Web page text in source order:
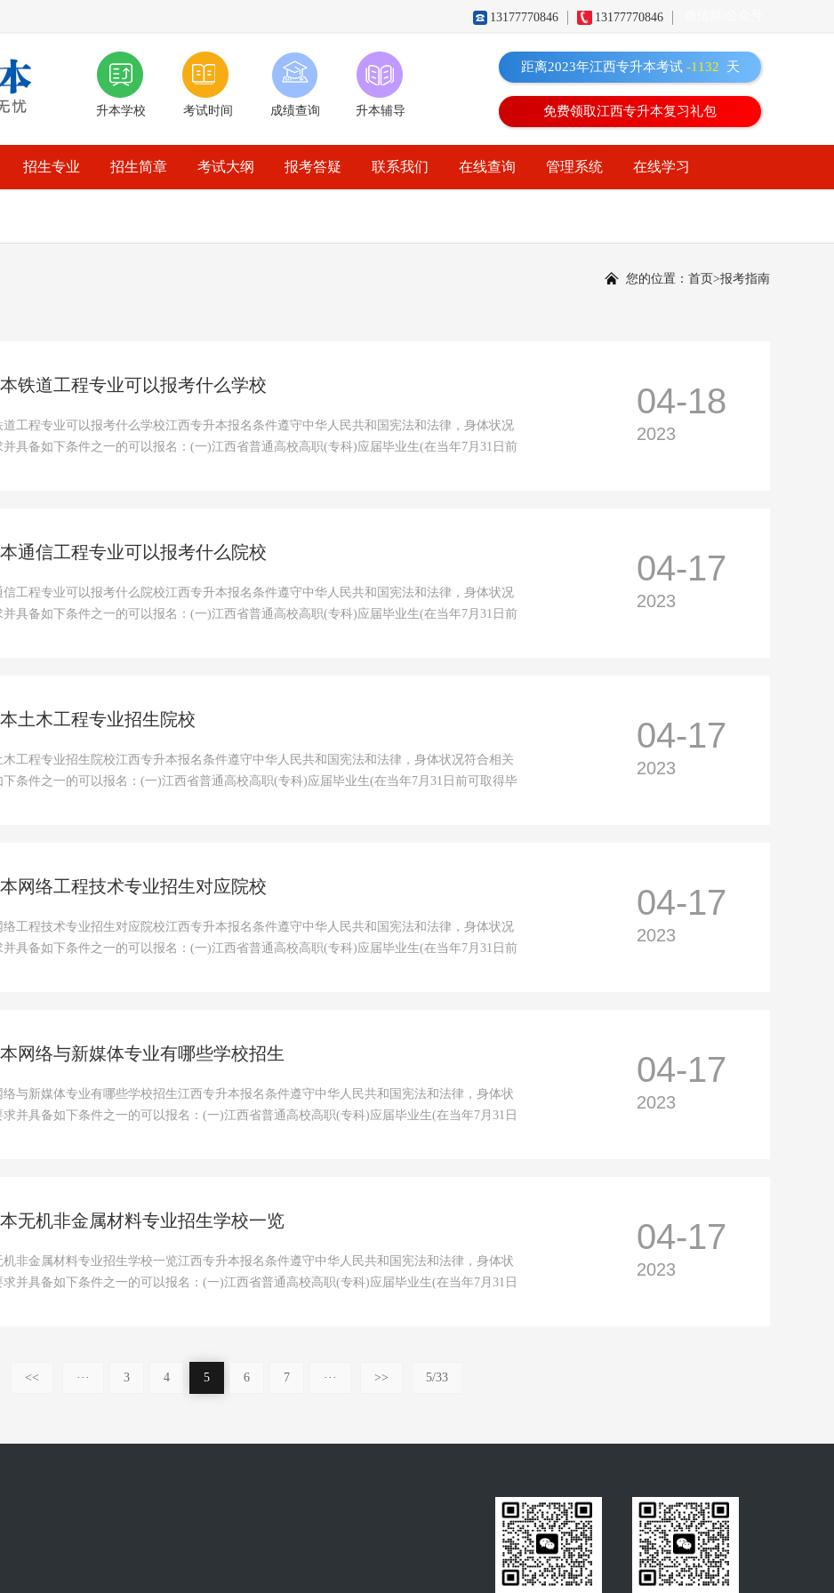
13177770846 13177770846
升本学校 考试时间 成绩查询 升本辅导
距离2023年江西专升本考试 -1132 天
免费领取江西专升本复习礼包
招生专业 招生简章 考试大纲 报考答疑 联系我们 在线查询 管理系统 在线学习
您的位置： 首页>报考指南
04-18
2023
铁道工程专业可以报考什么学校
工程专业可以报考什么学校江西专升本报名条件遵守中华人民共和国宪法和法律，身体状况
具备如下条件之一的可以报名：(一)江西省普通高校高职(专科)应届毕业生(在当年7月31日前
04-17
2023
通信工程专业可以报考什么院校
工程专业可以报考什么院校江西专升本报名条件遵守中华人民共和国宪法和法律，身体状况
具备如下条件之一的可以报名：(一)江西省普通高校高职(专科)应届毕业生(在当年7月31日前
04-17
2023
土木工程专业招生院校
工程专业招生院校江西专升本报名条件遵守中华人民共和国宪法和法律，身体状况符合相关
条件之一的可以报名：(一)江西省普通高校高职(专科)应届毕业生(在当年7月31日前可取得毕
04-17
2023
网络工程技术专业招生对应院校
工程技术专业招生对应院校江西专升本报名条件遵守中华人民共和国宪法和法律，身体状况
具备如下条件之一的可以报名：(一)江西省普通高校高职(专科)应届毕业生(在当年7月31日前
04-17
2023
网络与新媒体专业有哪些学校招生
与新媒体专业有哪些学校招生江西专升本报名条件遵守中华人民共和国宪法和法律，身体状
求并具备如下条件之一的可以报名：(一)江西省普通高校高职(专科)应届毕业生(在当年7月31日
04-17
2023
无机非金属材料专业招生学校一览
非金属材料专业招生学校一览江西专升本报名条件遵守中华人民共和国宪法和法律，身体状
求并具备如下条件之一的可以报名：(一)江西省普通高校高职(专科)应届毕业生(在当年7月31日
<< ··· 3 4 5 6 7 ··· >> 5/33